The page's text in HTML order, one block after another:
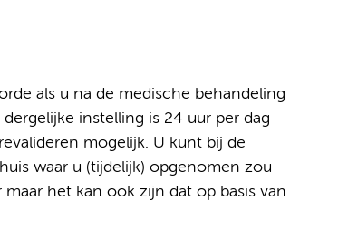
als u na de medische behandeling
instelling is 24 uur per dag
mogelijk. U kunt bij de
waar u (tijdelijk) opgenomen zou
het kan ook zijn dat op basis van